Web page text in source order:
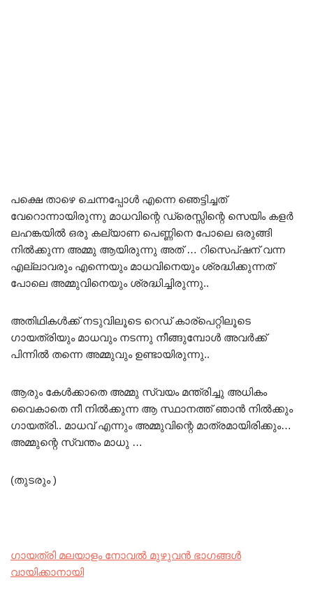
പക്ഷെ താഴെ ചെന്നപ്പോൾ എന്നെ ഞെട്ടിച്ചത്
വേറൊന്നായിരുന്നു മാധവിന്റെ ഡ്രെസ്സിന്റെ സെയിം കളർ
ലഹങ്കയിൽ ഒരു കല്യാണ പെണ്ണിനെ പോലെ ഒരുങ്ങി
നിൽക്കുന്ന അമ്മു ആയിരുന്നു അത് … റിസെപ്ഷന് വന്ന
എല്ലാവരും എന്നെയും മാധവിനെയും ശ്രദ്ധിക്കുന്നത്
പോലെ അമ്മുവിനെയും ശ്രദ്ധിച്ചിരുന്നു..
അതിഥികൾക്ക്‌ നടുവിലൂടെ റെഡ് കാര്പെറ്റിലൂടെ
ഗായത്രിയും മാധവും നടന്നു നീങ്ങുമ്പോൾ അവർക്ക്
പിന്നിൽ തന്നെ അമ്മുവും ഉണ്ടായിരുന്നു..
ആരും കേൾക്കാതെ അമ്മു സ്വയം മന്ത്രിച്ചു അധികം
വൈകാതെ നീ നിൽക്കുന്ന ആ സ്ഥാനത്ത് ഞാൻ നിൽക്കും
ഗായത്രി.. മാധവ് എന്നും അമ്മുവിന്റെ മാത്രമായിരിക്കും…
അമ്മുന്റെ സ്വന്തം മാധു …
(തുടരും )
ഗായത്രി മലയാളം നോവൽ മുഴുവൻ ഭാഗങ്ങൾ
വായിക്കാനായി